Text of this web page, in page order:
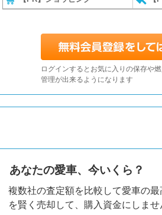
ログインするとお気に入りの保存や
管理が出来るようになります
あなたの愛車、今いくら？
複数社の査定額を比較して愛車の
を賢く売却して、購入資金にしませ